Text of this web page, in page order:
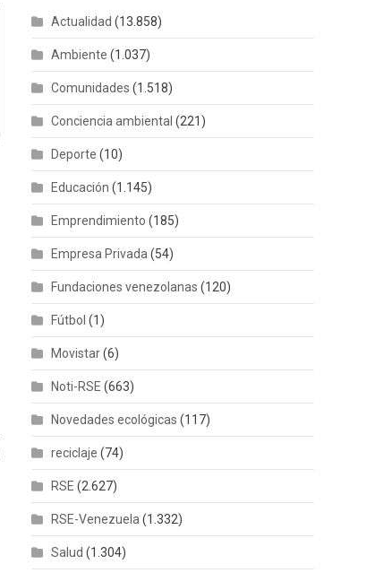
Actualidad (13.858)
Ambiente (1.037)
Comunidades (1.518)
Conciencia ambiental (221)
Deporte (10)
Educación (1.145)
Emprendimiento (185)
Empresa Privada (54)
Fundaciones venezolanas (120)
Fútbol (1)
Movistar(6)
Noti-RSE (663)
Novedades ecológicas (117)
reciclaje (74)
RSE (2.627)
RSE-Venezuela (1.332)
Salud (1.304)